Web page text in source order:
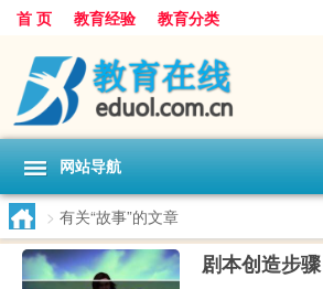
首 页 教育经验 教育分类
网站导航
> 有关“故事”的文章
剧本创造步骤